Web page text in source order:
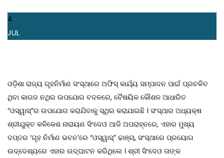
4
JUL
ଓଡ଼ିଶା ରାଜ୍ୟ ଗୃହନିର୍ମାଣ ସଂସ୍ଥାରେ ଅଫିସ୍ କାର୍ଯ୍ୟ ସମ୍ପାଦନ ପାଇଁ ପ୍ରଚଳିତ
ଥିବା କାଗଜ ନଥିର ଉପଯୋଗ ବଦଳରେ, ବୈଷୟିକ କୌଶଳ ଆଧାରିତ
“ଓସ୍ୱାସ୍‌”ର ଉପଯୋଗ କରାଯିବାକୁ ସ୍ଥିର କରାଯାଇଛି । ସଂସ୍ଥାର ଅଧ୍ୟକ୍ଷ
ଶ୍ରୀଯୁକ୍ତ କଳିକେଶ ନାରାୟଣ ସିଂଦେଓ ଆଜି ଅପରାହ୍ନରେ, ଏହାର ମୁଖ୍ୟ
ଦପ୍ତର ‘ଗୃହ ନିର୍ମାଣ ଭବନ’ରେ “ଓସ୍ୱାସ୍‌” ଢାଞ୍ଚା, ସଂସ୍ଥାରେ ପ୍ରୟୋଗ
ଉଦ୍ଦେଶ୍ୟରେ ଏହାର ଉଦ୍‌ଘାଟନ କରିଥିଲେ । ଶ୍ରୀ ସିଂଦେଓ ତାଙ୍କ